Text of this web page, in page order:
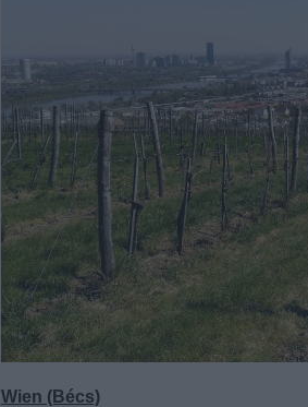
Wien (Bécs)